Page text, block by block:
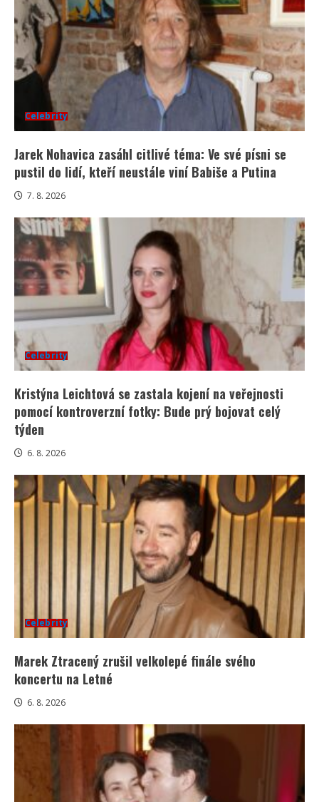
Celebrity
Jarek Nohavica zasáhl citlivé téma: Ve své písni se
pustil do lidí, kteří neustále viní Babiše a Putina
7. 8. 2026
Celebrity
Kristýna Leichtová se zastala kojení na veřejnosti
pomocí kontroverzní fotky: Bude prý bojovat celý
týden
6. 8. 2026
Celebrity
Marek Ztracený zrušil velkolepé finále svého
koncertu na Letné
6. 8. 2026